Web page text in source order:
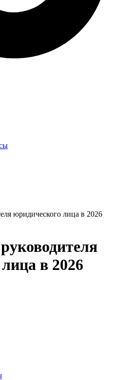
юридического лица в 2026
в 2026